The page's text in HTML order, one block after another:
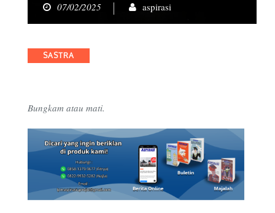
07/02/2025 aspirasi
Categories
SASTRA
Bungkam atau mati.